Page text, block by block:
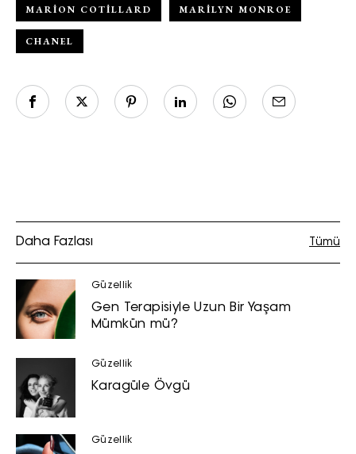
https://vogue.com.tr/
internet sitesi
üzerinden sunulan ürün ve
soyad ve e-posta adresi verilerimin
işlenmesine açık rıza veriyorum.
KAYDET KAPAT
MARION COTILLARD MARILYN MONROE
CHANEL
Daha Fazlası Tümü
Güzellik
Gen Terapisiyle Uzun Bir Yaşam
Mümkün mü?
Güzellik
Karagüle Övgü
Güzellik